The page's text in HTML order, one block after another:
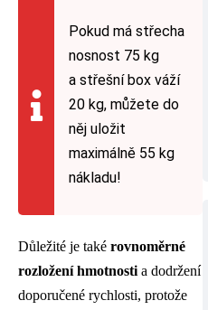
Pokud má střecha
nosnost 75 kg
a střešní box váží
20 kg, můžete do
něj uložit
maximálně 55 kg
nákladu!
Důležité je také rovnoměrné
rozložení hmotnosti a dodržení
doporučené rychlosti, protože